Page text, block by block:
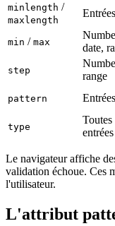
minlength /
maxlength
min / max
date,
step
range
pattern
type
Toutes
entrées
Le navigateur affiche
validation échoue. Ces
l'utilisateur.
L'attribut